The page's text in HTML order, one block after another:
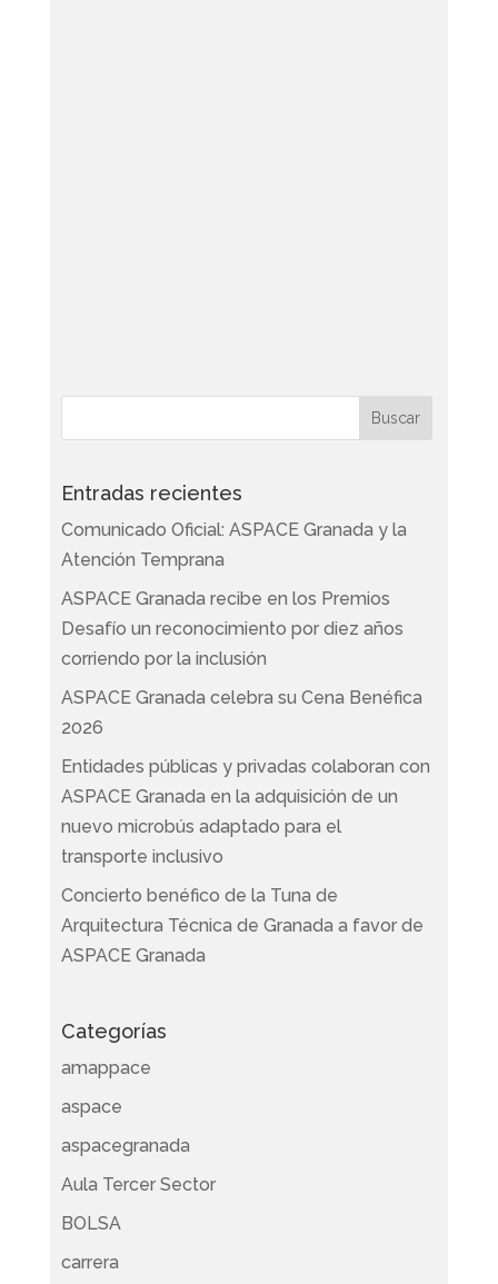
Entradas recientes
Comunicado Oficial: ASPACE Granada y la
Atención Temprana
ASPACE Granada recibe en los Premios
Desafío un reconocimiento por diez años
corriendo por la inclusión
ASPACE Granada celebra su Cena Benéfica
2026
Entidades públicas y privadas colaboran con
ASPACE Granada en la adquisición de un
nuevo microbús adaptado para el
transporte inclusivo
Concierto benéfico de la Tuna de
Arquitectura Técnica de Granada a favor de
ASPACE Granada
Categorías
amappace
aspace
aspacegranada
Aula Tercer Sector
BOLSA
carrera